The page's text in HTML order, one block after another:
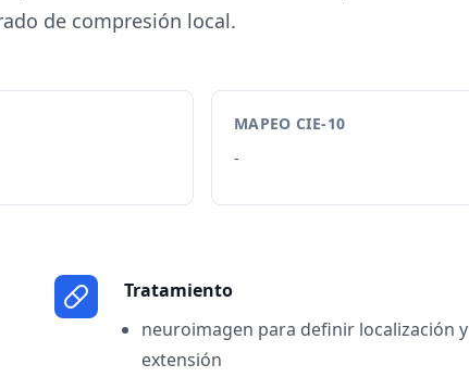
de compresión local.
MAPEO CIE-10
-
Tratamiento
neuroimagen para definir localización y
extensión